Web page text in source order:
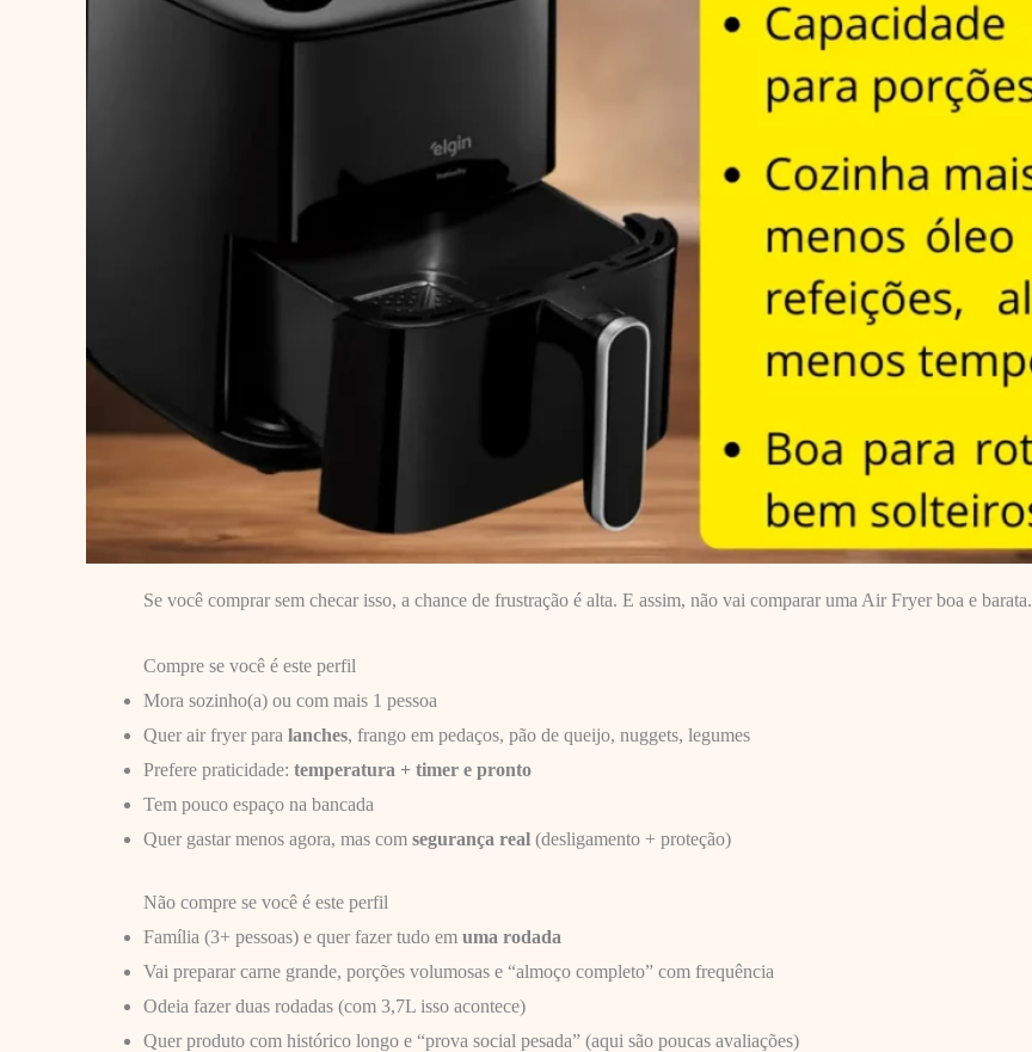
Se você comprar sem checar isso, a chance de frustração é alta. E assim, não vai comparar uma Air Fryer boa e barata.
Compre se você é este perfil
Mora sozinho(a) ou com mais 1 pessoa
Quer air fryer para lanches, frango em pedaços, pão de queijo, nuggets, legumes
Prefere praticidade: temperatura + timer e pronto
Tem pouco espaço na bancada
Quer gastar menos agora, mas com segurança real (desligamento + proteção)
Não compre se você é este perfil
Família (3+ pessoas) e quer fazer tudo em uma rodada
Vai preparar carne grande, porções volumosas e “almoço completo” com frequência
Odeia fazer duas rodadas (com 3,7L isso acontece)
Quer produto com histórico longo e “prova social pesada” (aqui são poucas avaliações)